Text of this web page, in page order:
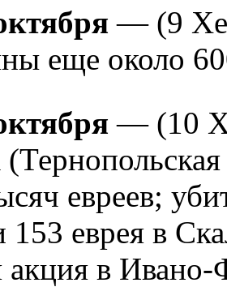
— (9
еще около
— (10
евреев;
153 еврея в
акция в Ивано-